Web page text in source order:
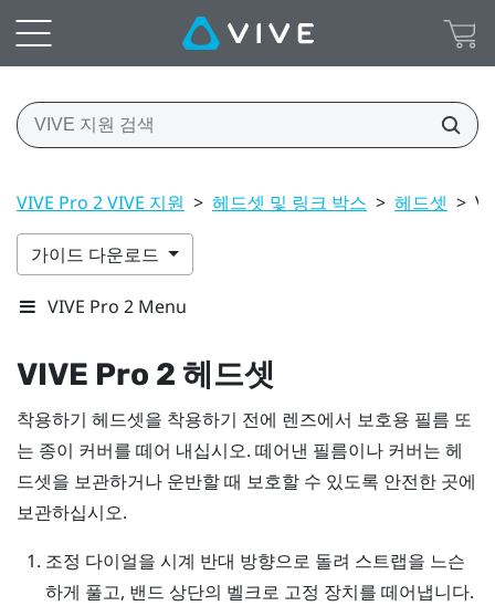
VIVE Pro 2 VIVE 지원 > 헤드셋 및 링크 박스 > 헤드셋 >
가이드 다운로드
VIVE Pro 2 Menu
VIVE Pro 2 헤드셋
착용하기 헤드셋을 착용하기 전에 렌즈에서 보호용 필름 또
는 종이 커버를 떼어 내십시오. 떼어낸 필름이나 커버는 헤
드셋을 보관하거나 운반할 때 보호할 수 있도록 안전한 곳에
보관하십시오.
조정 다이얼을 시계 반대 방향으로 돌려 스트랩을 느슨
하게 풀고, 밴드 상단의 벨크로 고정 장치를 떼어냅니다.